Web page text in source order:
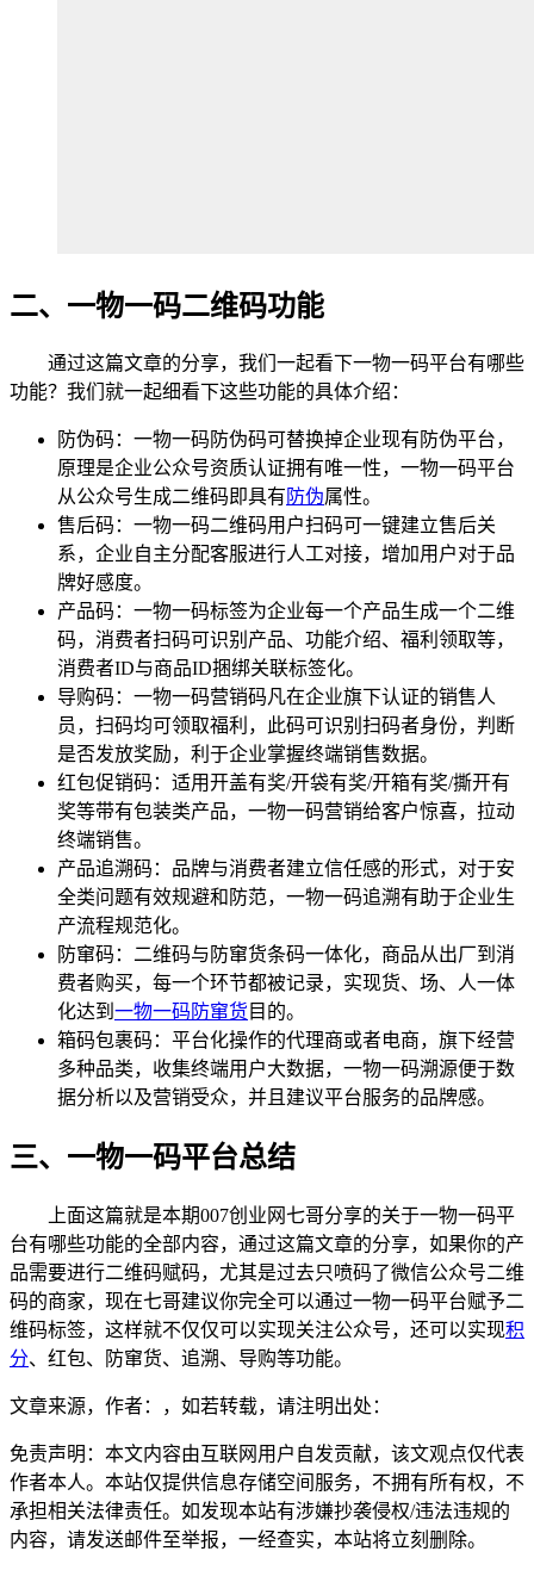
二、一物一码二维码功能
通过这篇文章的分享，我们一起看下一物一码平台有哪些
功能？我们就一起细看下这些功能的具体介绍：
防伪码：一物一码防伪码可替换掉企业现有防伪平台，
原理是企业公众号资质认证拥有唯一性，一物一码平台
从公众号生成二维码即具有 防伪属性。
售后码：一物一码二维码用户扫码可一键建立售后关
系，企业自主分配客服进行人工对接，增加用户对于品
牌好感度。
产品码：一物一码标签为企业每一个产品生成一个二维
码，消费者扫码可识别产品、功能介绍、福利领取等，
消费者ID与商品ID捆绑关联标签化。
导购码：一物一码营销码凡在企业旗下认证的销售人
员，扫码均可领取福利，此码可识别扫码者身份，判断
是否发放奖励，利于企业掌握终端销售数据。
红包促销码：适用开盖有奖/开袋有奖/开箱有奖/撕开有
奖等带有包装类产品，一物一码营销给客户惊喜，拉动
终端销售。
产品追溯码：品牌与消费者建立信任感的形式，对于安
全类问题有效规避和防范，一物一码追溯有助于企业生
产流程规范化。
防窜码：二维码与防窜货条码一体化，商品从出厂到消
费者购买，每一个环节都被记录，实现货、场、人一体
化达到 一物一码防窜货 目的。
箱码包裹码：平台化操作的代理商或者电商，旗下经营
多种品类，收集终端用户大数据，一物一码溯源便于数
据分析以及营销受众，并且建议平台服务的品牌感。
三、一物一码平台总结
上面这篇就是本期007创业网七哥分享的关于一物一码平
台有哪些功能的全部内容，通过这篇文章的分享，如果你的产
品需要进行二维码赋码，尤其是过去只喷码了微信公众号二维
码的商家，现在七哥建议你完全可以通过一物一码平台赋予二
维码标签，这样就不仅仅可以实现关注公众号，还可以实现积
分、红包、防窜货、追溯、导购等功能。
文章来源，作者：，如若转载，请注明出处：
免责声明：本文内容由互联网用户自发贡献，该文观点仅代表
作者本人。本站仅提供信息存储空间服务，不拥有所有权，不
承担相关法律责任。如发现本站有涉嫌抄袭侵权/违法违规的
内容，请发送邮件至举报，一经查实，本站将立刻删除。